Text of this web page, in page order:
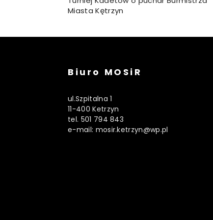
Miasta Kętrzyn
Biuro MOSiR
ul.Szpitalna 1
11-400 Ketrzyn
tel. 501 794 843
e-mail: mosir.ketrzyn@wp.pl